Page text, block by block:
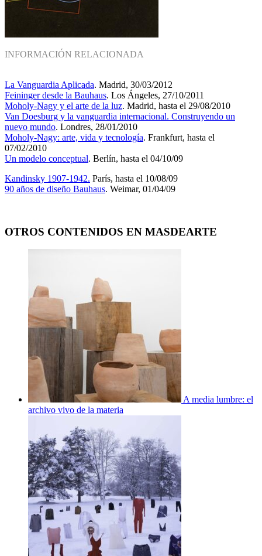
INFORMACIÓN RELACIONADA
La Vanguardia Aplicada. Madrid, 30/03/2012
Feininger desde la Bauhaus. Los Ángeles, 27/10/2011
Moholy-Nagy y el arte de la luz. Madrid, hasta el 29/08/2010
Van Doesburg y la vanguardia internacional. Construyendo un
nuevo mundo. Londres, 28/01/2010
Moholy-Nagy: arte, vida y tecnología. Frankfurt, hasta el
07/02/2010
Un modelo conceptual. Berlín, hasta el 04/10/09
Kandinsky 1907-1942. París, hasta el 10/08/09
90 años de diseño Bauhaus. Weimar, 01/04/09
OTROS CONTENIDOS EN MASDEARTE
A media lumbre: el
archivo vivo de la materia